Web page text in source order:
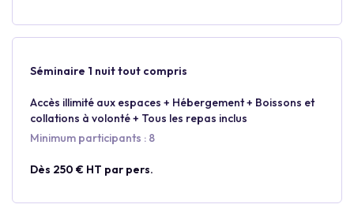
Séminaire 1 nuit tout compris
Accès illimité aux espaces + Hébergement + Boissons et
collations à volonté + Tous les repas inclus
Minimum participants : 8
Dès 250 € HT par pers.